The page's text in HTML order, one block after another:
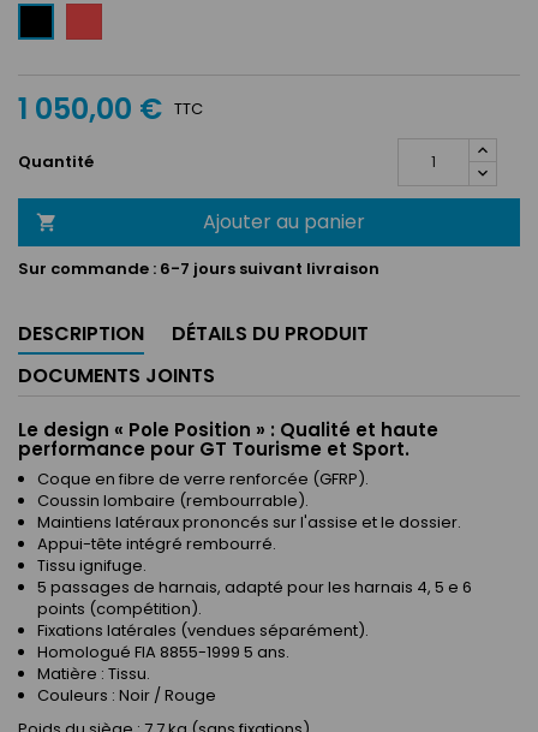
1 050,00 € TTC
Quantité
 Ajouter au panier
Sur commande : 6-7 jours suivant livraison
DESCRIPTION
DÉTAILS DU PRODUIT
DOCUMENTS JOINTS
Le design « Pole Position » : Qualité et haute
performance pour GT Tourisme et Sport.
Coque en fibre de verre renforcée (GFRP).
Coussin lombaire (rembourrable).
Maintiens latéraux prononcés sur l'assise et le dossier.
Appui-tête intégré rembourré.
Tissu ignifuge.
5 passages de harnais, adapté pour les harnais 4, 5 e 6
points (compétition).
Fixations latérales (vendues séparément).
Homologué FIA 8855-1999 5 ans.
Matière : Tissu.
Couleurs : Noir / Rouge